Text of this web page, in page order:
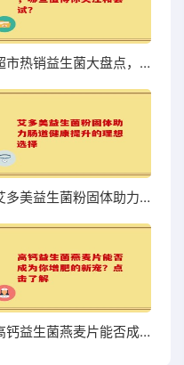
超市热销益生菌大盘点，哪些值得你关注和尝试？
艾多美益生菌粉固体助力肠道健康提升的理想选择
高钙益生菌燕麦片能否成为你增肥的新宠？点击了解